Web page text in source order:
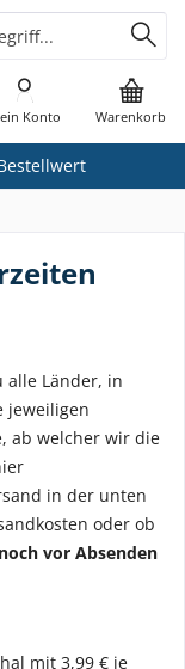
Warenkorb
Konto
alle Länder, in
jeweiligen
ab welcher wir die
in der unten
oder ob
noch vor Absenden
mit 3,99 € je